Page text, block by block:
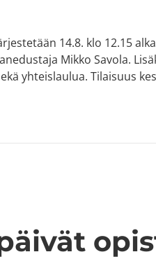
14.8. klo 12.15
Mikko Savola.
yhteislaulua. Tilaisuus